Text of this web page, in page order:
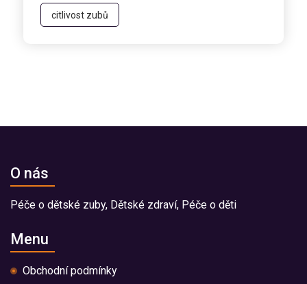
citlivost zubů
O nás
Péče o dětské zuby, Dětské zdraví, Péče o děti
Menu
Obchodní podmínky